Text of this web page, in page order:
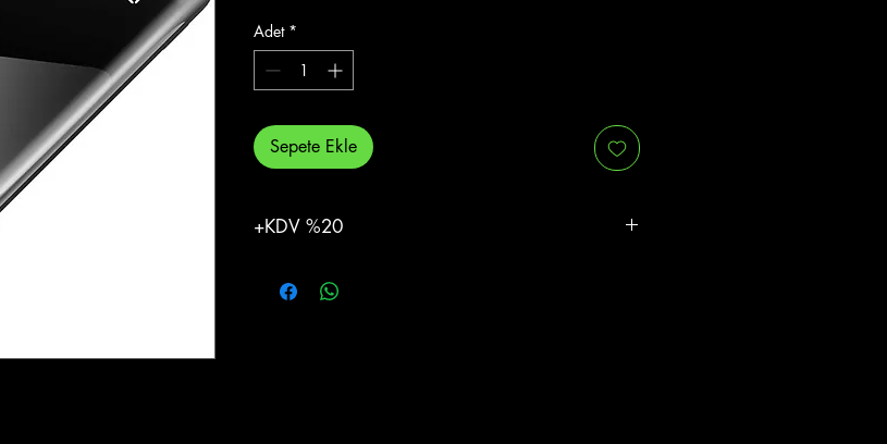
Adet *
Sepete Ekle
+KDV %20